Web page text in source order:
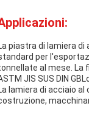
piastra di lamiera
per
al mese. La
JIS SUS DIN
lamiera di acciaio